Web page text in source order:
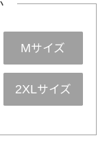
Mサイズ
2XLサイズ